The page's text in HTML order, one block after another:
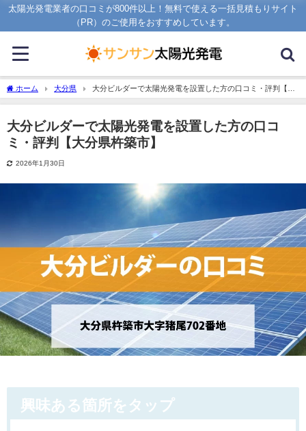
太陽光発電業者の口コミが800件以上！無料で使える一括見積もりサイト
（PR）のご使用をおすすめしています。
ホーム 大分県
大分ビルダーで太陽光発電を設置した方の口コミ・評判【大
分県杵築市】
大分ビルダーで太陽光発電を設置した方の口コ
ミ・評判【大分県杵築市】
2026年1月30日
興味ある箇所をタップ